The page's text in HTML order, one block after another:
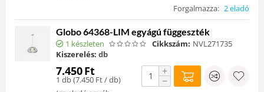
Forgalmazza: 2 eladó
Globo 64368-LIM egyágú függeszték
1 készleten Cikkszám: NVL271735
Kiszerelés: db
7.450Ft
1 db (7.450 Ft/ db)
+
−